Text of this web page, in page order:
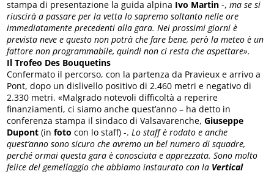
stampa di presentazione la guida alpina Ivo Martin -,ma se si
riuscirà a passare per la vetta lo sapremo soltanto nelle ore
immediatamente precedenti alla gara. Nei prossimi giorni è
prevista neve e questo non potrà che fare bene, però la meteo è un
fattore non programmabile, quindi non ci resta che aspettare».
Il Trofeo Des Bouquetins
Confermato il percorso, con la partenza da Pravieux e arrivo a
Pont, dopo un dislivello positivo di 2.460 metri e negativo di
2.330 metri. «Malgrado notevoli difficoltà a reperire
finanziamenti, ci siamo anche quest’anno – ha detto in
conferenza stampa il sindaco di Valsavarenche,Giuseppe
Dupont (infoto con lo staff) -.Lo staff è rodato e anche
quest’anno sono sicuro che avremo un bel numero di squadre,
perché ormai questa gara è conosciuta e apprezzata. Sono molto
felice del gemellaggio che abbiamo instaurato con la Vertical